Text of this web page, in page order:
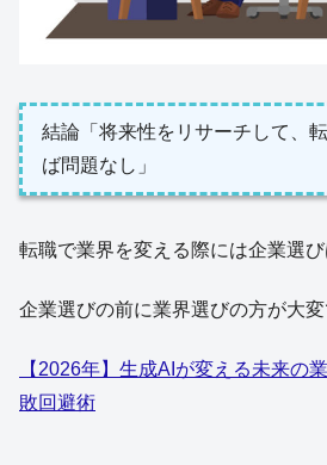
結論「将来性をリサーチして、
ば問題なし」
転職で業界を変える際には企業選び
企業選びの前に業界選びの方が大変
【2026年】生成AIが変える未来の
敗回避術